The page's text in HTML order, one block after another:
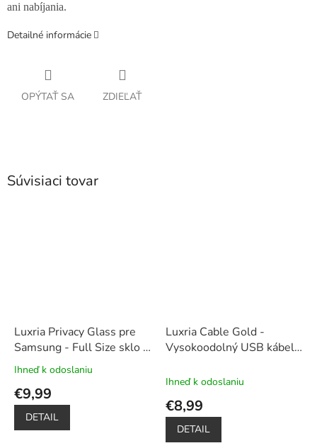
ani nabíjania.
Detailné informácie
OPÝTAŤ SA ZDIEĽAŤ
Súvisiaci tovar
Luxria Privacy Glass pre
Samsung - Full Size sklo s
ochranou súkromia
Priemerné
hodnotenie
produktu
Ihneď k odoslaniu
€9,99
DETAIL
Luxria Cable Gold -
Vysokoodolný USB kábel
iPhone)
Ihneď k odoslaniu
€8,99
DETAIL